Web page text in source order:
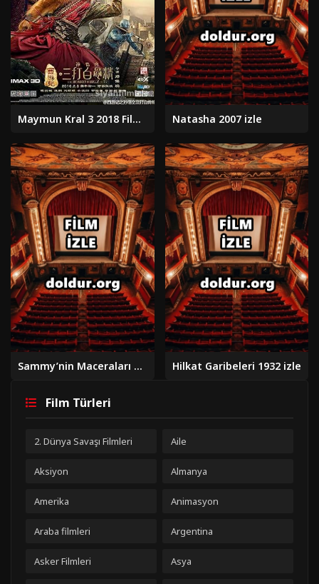
Maymun Kral 3 2018 Filmi Türkçe Dublaj Altyazılı Full izle Natasha 2007 izle
Sammy’nin Maceraları 2010 izle Hilkat Garibeleri 1932 izle
Film Türleri
2. Dünya Savaşı Filmleri Aile
Aksiyon Almanya
Amerika Animasyon
Araba filmleri Argentina
Asker Filmleri Asya